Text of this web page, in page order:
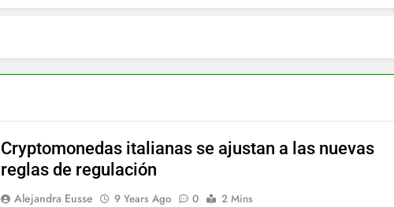
Cryptomonedas italianas se ajustan a las nuevas
reglas de regulación
Alejandra Eusse 9 Years Ago 0
2 Mins